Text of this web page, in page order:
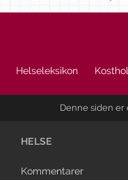
Helseleksikon
Denne siden er
HELSE
Kommentarer